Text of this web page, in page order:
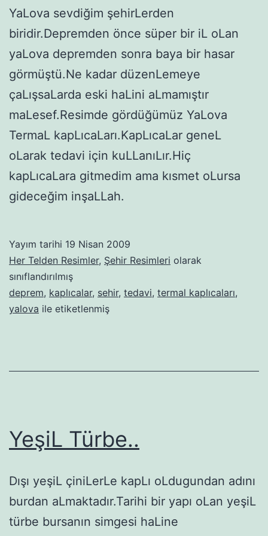
YaLova sevdiğim şehirLerden
biridir.Depremden önce süper bir iL oLan
yaLova depremden sonra baya bir hasar
görmüştü.Ne kadar düzenLemeye
çaLışsaLarda eski haLini aLmamıştır
maLesef.Resimde gördüğümüz YaLova
TermaL kapLıcaLarı.KapLıcaLar geneL
oLarak tedavi için kuLLanıLır.Hiç
kapLıcaLara gitmedim ama kısmet oLursa
gideceğim inşaLLah.
Yayım tarihi 19 Nisan 2009
Her Telden Resimler, Şehir Resimleri olarak
sınıflandırılmış
deprem, kaplıcalar, sehir, tedavi, termal kaplıcaları,
yalova ile etiketlenmiş
YeşiL Türbe..
Dışı yeşiL çiniLerLe kapLı oLdugundan adını
burdan aLmaktadır.Tarihi bir yapı oLan yeşiL
türbe bursanın simgesi haLine